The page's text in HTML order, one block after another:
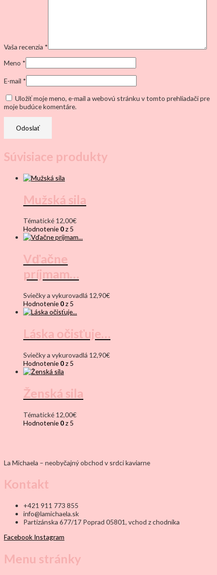
Vaša recenzia *
Meno *
E-mail *
Uložiť moje meno, e-mail a webovú stránku v tomto prehliadači pre
moje budúce komentáre.
Súvisiace produkty
Mužská sila
Tématické 12,00€
Hodnotenie 0z 5
Vďačne
príjmam…
Sviečky a vykurovadlá 12,90€
Hodnotenie 0z 5
Láska očisťuje…
Sviečky a vykurovadlá 12,90€
Hodnotenie 0z 5
Ženská sila
Tématické 12,00€
Hodnotenie 0z 5
La Michaela – neobyčajný obchod v srdci kaviarne
Kontakt
+421 911 773 855
info@lamichaela.sk
Partizánska 677/17 Poprad 05801, vchod z chodníka
Facebook Instagram
Menu stránky